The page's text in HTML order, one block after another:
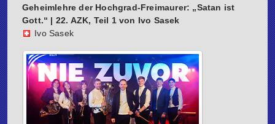
Geheimlehre der Hochgrad-Freimaurer: „Satan ist
Gott.“ | 22. AZK, Teil 1 von Ivo Sasek
Ivo Sasek